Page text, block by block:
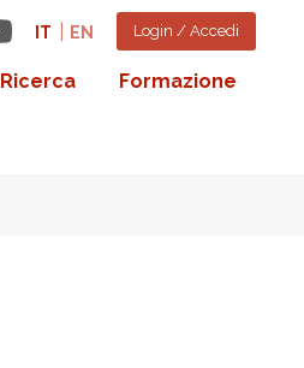
IT EN Login / Accedi
Ricerca Formazione